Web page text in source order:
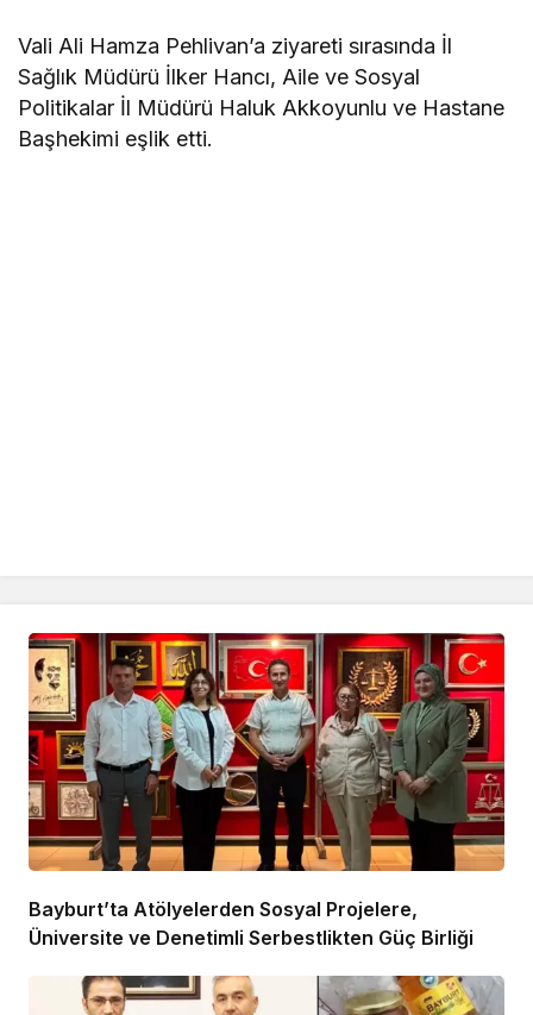
Vali Ali Hamza Pehlivan’a ziyareti sırasında İl
Sağlık Müdürü İlker Hancı, Aile ve Sosyal
Politikalar İl Müdürü Haluk Akkoyunlu ve Hastane
Başhekimi eşlik etti.​
Bayburt’ta Atölyelerden Sosyal Projelere,
Üniversite ve Denetimli Serbestlikten Güç Birliği